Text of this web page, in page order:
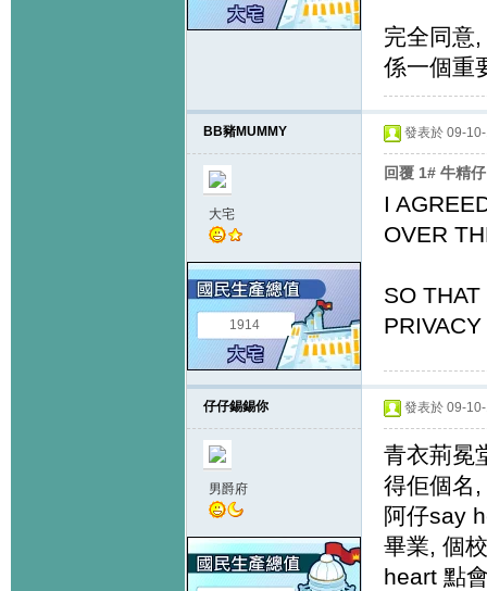
完全同意
係一個重
BB豬MUMMY
大宅
1914
發表於 09-
回覆 1# 牛精
I
OVER
SO
仔仔錫錫你
男爵府
發表於 09-
青衣荊冕
得佢個名
阿仔say
畢業, 個
heart 點